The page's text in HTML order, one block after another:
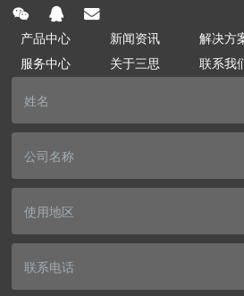
产品中心 新闻资讯 解决方
服务中心
关于三思 联系我